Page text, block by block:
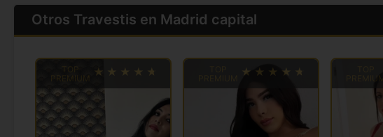
Otros Travestis en Madrid capital
PREMIUM
PREMIUM